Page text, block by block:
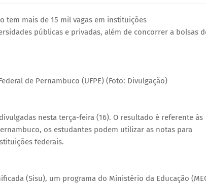
tem mais de 15 mil vagas em instituições
públicas e privadas, além de concorrer a bolsas
de Pernambuco (UFPE) (Foto: Divulgação)
nesta terça-feira (16). O resultado é referente às
os estudantes podem utilizar as notas para
federais.
(Sisu), um programa do Ministério da Educação